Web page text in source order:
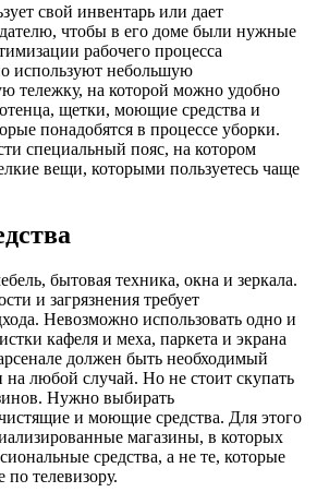
свой инвентарь или дает
чтобы в его доме были нужные
рабочего процесса
используют небольшую
тележку, на которой можно удобно
щетки, моющие средства и
понадобятся в процессе уборки.
специальный пояс, на котором
вещи, которыми пользуетесь чаще
бытовая техника, окна и зеркала.
и загрязнения требует
Невозможно использовать одно и
кафеля и меха, паркета и экрана
должен быть необходимый
любой случай. Но не стоит скупать
Нужно выбирать
и моющие средства. Для этого
магазины, в которых
средства, а не те, которые
телевизору.